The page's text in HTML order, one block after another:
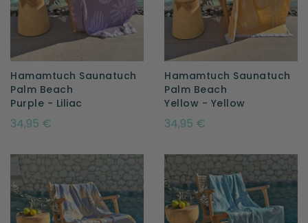
Hamamtuch Saunatuch
Palm Beach
Purple - Liliac
34,95 €
Hamamtuch Saunatuch
Palm Beach
Yellow - Yellow
34,95 €